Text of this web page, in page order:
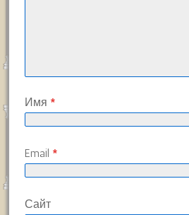
Имя *
Email *
Сайт